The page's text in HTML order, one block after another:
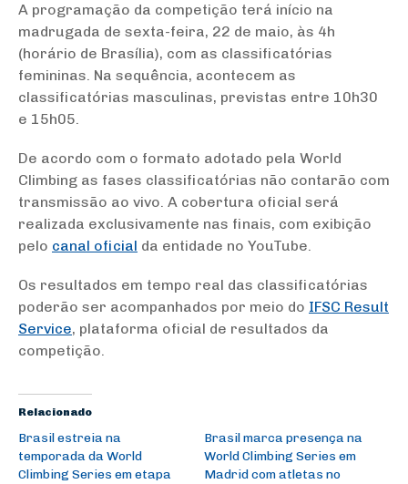
A programação da competição terá início na
madrugada de sexta-feira, 22 de maio, às 4h
(horário de Brasília), com as classificatórias
femininas. Na sequência, acontecem as
classificatórias masculinas, previstas entre 10h30
e 15h05.
De acordo com o formato adotado pela World
Climbing as fases classificatórias não contarão com
transmissão ao vivo. A cobertura oficial será
realizada exclusivamente nas finais, com exibição
pelo canal oficial da entidade no YouTube.
Os resultados em tempo real das classificatórias
poderão ser acompanhados por meio do IFSC Result
Service, plataforma oficial de resultados da
competição.
Relacionado
Brasil estreia na
temporada da World
Climbing Series em etapa
Brasil marca presença na
World Climbing Series em
Madrid com atletas no